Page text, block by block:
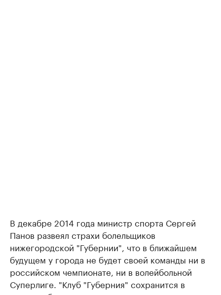
В декабре 2014 года министр спорта Сергей
Панов развеял страхи болельщиков
нижегородской "Губернии", что в ближайшем
будущем у города не будет своей команды ни в
российском чемпионате, ни в волейбольной
Суперлиге. "Клуб "Губерния" сохранится в